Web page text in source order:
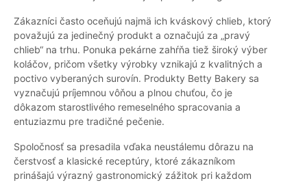
Zákazníci často oceňujú najmä ich kváskový chlieb, ktorý
považujú za jedinečný produkt a označujú za „pravý
chlieb“ na trhu. Ponuka pekárne zahŕňa tiež široký výber
koláčov, pričom všetky výrobky vznikajú z kvalitných a
poctivo vyberaných surovín. Produkty Betty Bakery sa
vyznačujú príjemnou vôňou a plnou chuťou, čo je
dôkazom starostlivého remeselného spracovania a
entuziazmu pre tradičné pečenie.
Spoločnosť sa presadila vďaka neustálemu dôrazu na
čerstvosť a klasické receptúry, ktoré zákazníkom
prinášajú výrazný gastronomický zážitok pri každom